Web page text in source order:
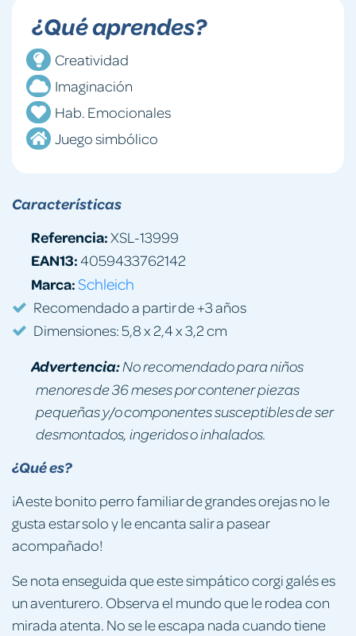
¿Qué es?
¡A este bonito perro familiar de grandes orejas no le
gusta estar solo y le encanta salir a pasear
acompañado!
Se nota enseguida que este simpático corgi galés es
un aventurero. Observa el mundo que le rodea con
mirada atenta. No se le escapa nada cuando tiene
¿Qué aprendes?
Creatividad
Imaginación
Hab. Emocionales
Juego simbólico
Características
Referencia:XSL-13999
EAN13:4059433762142
Marca: Schleich
Recomendado a partir de +3 años
Dimensiones: 5,8 x 2,4 x 3,2 cm
Advertencia:No recomendado para niños
menores de 36 meses por contener piezas
pequeñas y/o componentes susceptibles de ser
desmontados, ingeridos o inhalados.